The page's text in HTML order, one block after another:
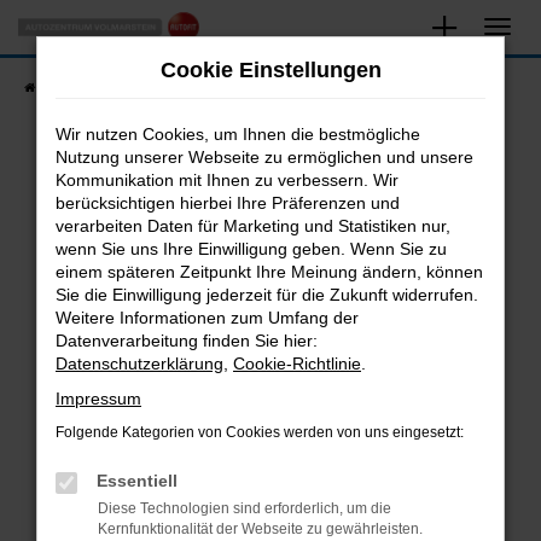
Zum
Hauptinhalt
springen
Fahrzeugsuche
Fehler: Network Error
Beim Laden ist ein Fehler aufgetreten.
Hier sind ein paar Tipps, die dir helfen können:
Überprüfe deine Firewall und deine
Internetverbindung.
Laden andere Webseiten, zum Beispiel deine
Suchmaschine?
Prüfe deine Browsererweiterungen.
können das Laden bestimmter Seiten
verhindern. Funktioniert die Seite in einem
Cookie Einstellungen
Wir nutzen Cookies, um Ihnen die bestmögliche
Nutzung unserer Webseite zu ermöglichen und unsere
Kommunikation mit Ihnen zu verbessern. Wir
berücksichtigen hierbei Ihre Präferenzen und
verarbeiten Daten für Marketing und Statistiken nur,
wenn Sie uns Ihre Einwilligung geben. Wenn Sie zu
einem späteren Zeitpunkt Ihre Meinung ändern, können
Sie die Einwilligung jederzeit für die Zukunft widerrufen.
Weitere Informationen zum Umfang der
Datenverarbeitung finden Sie hier:
Datenschutzerklärung Cookie-Richtlinie
Impressum
Folgende Kategorien von Cookies werden von uns eingesetzt:
Essentiell
Diese Technologien sind erforderlich, um die
Kernfunktionalität der Webseite zu gewährleisten.